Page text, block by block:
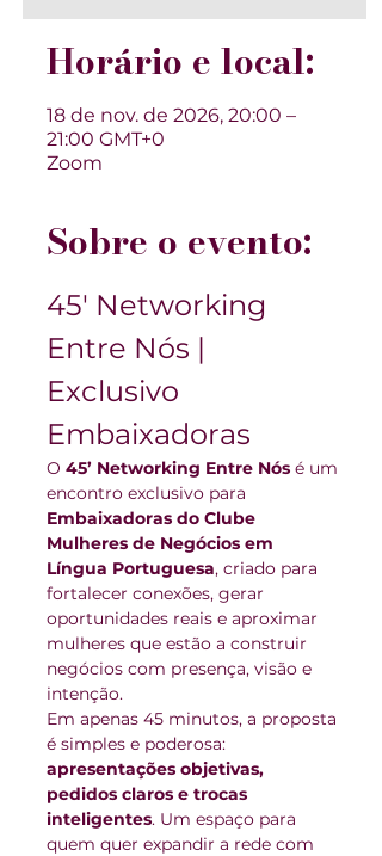
Horário e local:
18 de nov. de 2026, 20:00 –
21:00 GMT+0
Zoom
Sobre o evento:
45' Networking
Entre Nós |
Exclusivo
Embaixadoras
O 45’ Networking Entre Nós é um
encontro exclusivo para
Embaixadoras do Clube
Mulheres de Negócios em
Língua Portuguesa, criado para
fortalecer conexões, gerar
oportunidades reais e aproximar
mulheres que estão a construir
negócios com presença, visão e
intenção.
Em apenas 45 minutos, a proposta
é simples e poderosa:
apresentações objetivas,
pedidos claros e trocas
inteligentes. Um espaço para
quem quer expandir a rede com